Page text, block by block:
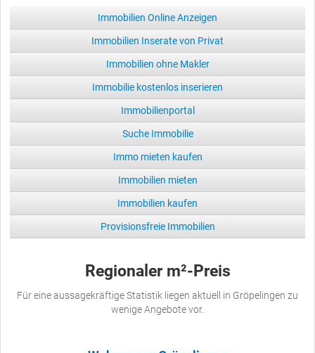
Immobilien Online Anzeigen
Immobilien Inserate von Privat
Immobilien ohne Makler
Immobilie kostenlos inserieren
Immobilienportal
Suche Immobilie
Immo mieten kaufen
Immobilien mieten
Immobilien kaufen
Provisionsfreie Immobilien
Regionaler m²-Preis
Für eine aussagekräftige Statistik liegen aktuell in Gröpelingen zu
wenige Angebote vor.